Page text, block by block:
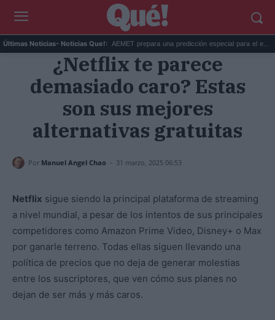
Últimas Noticias- Noticias Que!:
Ceuta agrieta la c... La AEMET prepara una predicción especial para el e...
¿Netflix te parece
demasiado caro? Estas
son sus mejores
alternativas gratuitas
Por Manuel Angel Chao - 31 marzo, 2025 06:53
Netflix sigue siendo la principal plataforma de streaming
a nivel mundial, a pesar de los intentos de sus principales
competidores como Amazon Prime Video, Disney+ o Max
por ganarle terreno. Todas ellas siguen llevando una
política de precios que no deja de generar molestias
entre los suscriptores, que ven cómo sus planes no
dejan de ser más y más caros.